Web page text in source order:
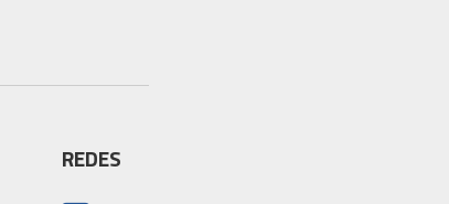
REDES